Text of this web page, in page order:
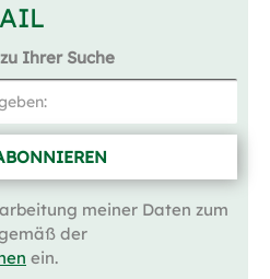
Ihrer Suche
meiner Daten zum
der
ein.